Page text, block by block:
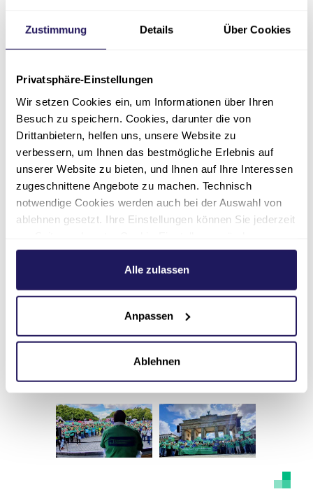
Zustimmung Details Über Cookies
Privatsphäre-Einstellungen
Wir setzen Cookies ein, um Informationen über Ihren
Besuch zu speichern. Cookies, darunter die von
Drittanbietern, helfen uns, unsere Website zu
verbessern, um Ihnen das bestmögliche Erlebnis auf
unserer Website zu bieten, und Ihnen auf Ihre Interessen
zugeschnittene Angebote zu machen. Technisch
notwendige Cookies werden auch bei der Auswahl von
ablehnen gesetzt. Ihre Einstellungen können Sie jederzeit
Weitere Informationen hierzu finden Sie in unserer
.
Alle zulassen
Anpassen
Ablehnen
kündigte weiteren Widerstand gegen die Pläne
an und appellierte an die politischen
Beschäftigten und Träger ernst zu nehmen.
Mit der Demonstration senden die Beteiligten
ein deutliches Signal an Bund und Länder:
Reformen im Gesundheitswesen seien
notwendig, dürften jedoch nicht zulasten der
Patientenversorgung und der wirtschaftlichen
Stabilität der Krankenhäuser erfolgen.
Videos
Empfohlener redaktioneller
An dieser Stelle finden Sie einen
externen Inhalt von YouTube, der die
Marketing Cookies akzeptieren
Ich bin damit einverstanden, dass mir externe
Inhalte angezeigt werden. Damit können
personenbezogene Daten an Drittplattformen